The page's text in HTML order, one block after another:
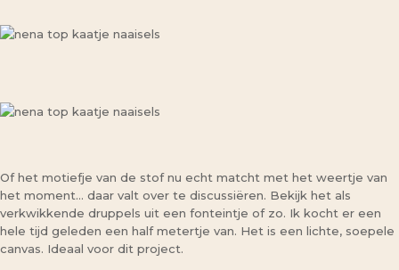
Of het motiefje van de stof nu echt matcht met het weertje van
het moment… daar valt over te discussiëren. Bekijk het als
verkwikkende druppels uit een fonteintje of zo. Ik kocht er een
hele tijd geleden een half metertje van. Het is een lichte, soepele
canvas. Ideaal voor dit project.